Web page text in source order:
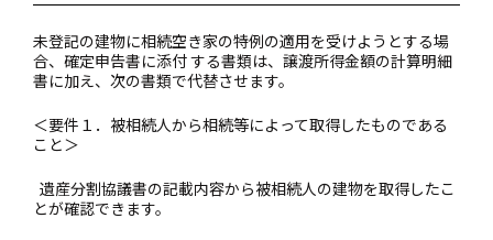
未登記の建物に相続空き家の特例の適用を受けようとする場
合、確定申告書に添付 する書類は、譲渡所得金額の計算明細
書に加え、次の書類で代替させます。
＜要件１．被相続人から相続等によって取得したものである
こと＞
遺産分割協議書の記載内容から被相続人の建物を取得したこ
とが確認できます。